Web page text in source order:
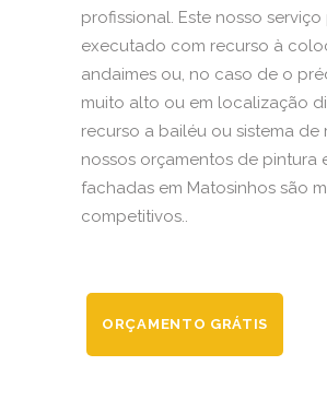
profissional. Este nosso
executado com recurso à
andaimes ou, no caso de o
muito alto ou em localização
recurso a bailéu ou sistema de
nossos orçamentos de pintura
fachadas em Matosinhos são
competitivos..
ORÇAMENTO GRÁTIS